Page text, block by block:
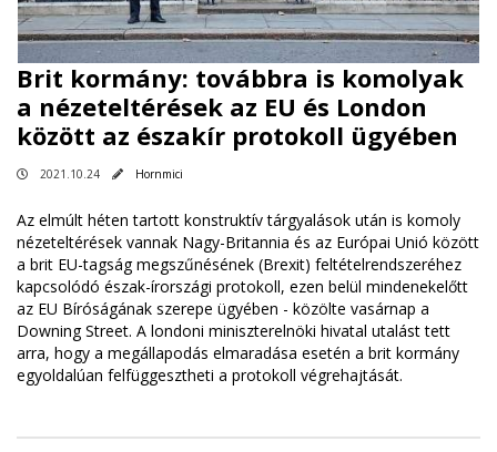
Brit kormány: továbbra is komolyak
a nézeteltérések az EU és London
között az északír protokoll ügyében
2021.10.24 Hornmici
Az elmúlt héten tartott konstruktív tárgyalások után is komoly
nézeteltérések vannak Nagy-Britannia és az Európai Unió között
a brit EU-tagság megszűnésének (Brexit) feltételrendszeréhez
kapcsolódó észak-írországi protokoll, ezen belül mindenekelőtt
az EU Bíróságának szerepe ügyében - közölte vasárnap a
Downing Street. A londoni miniszterelnöki hivatal utalást tett
arra, hogy a megállapodás elmaradása esetén a brit kormány
egyoldalúan felfüggesztheti a protokoll végrehajtását.